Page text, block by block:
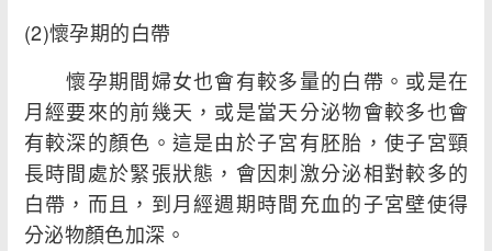
(2)懷孕期的白帶
懷孕期間婦女也會有較多量的白帶。或是在
月經要來的前幾天，或是當天分泌物會較多也會
有較深的顏色。這是由於子宮有胚胎，使子宮頸
長時間處於緊張狀態，會因刺激分泌相對較多的
白帶，而且，到月經週期時間充血的子宮壁使得
分泌物顏色加深。